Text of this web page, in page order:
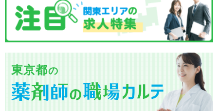
東京都の